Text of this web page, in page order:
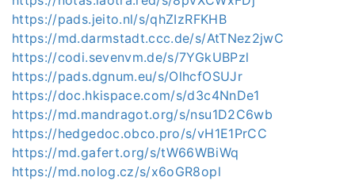
https://pads.jeito.nl/s/qhZIzRFKHB
https://md.darmstadt.ccc.de/s/AtTNez2jwC
https://codi.sevenvm.de/s/7YGkUBPzl
https://pads.dgnum.eu/s/OlhcfOSUJr
https://doc.hkispace.com/s/d3c4NnDe1
https://md.mandragot.org/s/nsu1D2C6wb
https://hedgedoc.obco.pro/s/vH1E1PrCC
https://md.gafert.org/s/tW66WBiWq
https://md.nolog.cz/s/x6oGR8opl